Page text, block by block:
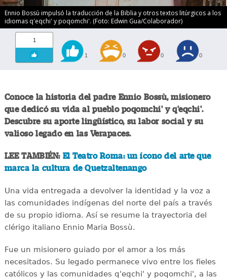
Ennio Bossù impulsó la traducción de la Biblia y otros textos litúrgicos a los
idiomas q'eqchi' y poqomchi'. (Foto: Edwin Gua/Colaborador)
1
1 0 0 0
Conoce la historia del padre Ennio Bossù, misionero
que dedicó su vida al pueblo poqomchi' y q'eqchi'.
Descubre su aporte lingüístico, su labor social y su
valioso legado en las Verapaces.
LEE TAMBIÉN: El Teatro Roma: un ícono del arte que
marca la cultura de Quetzaltenango
Una vida entregada a devolver la identidad y la voz a
las comunidades indígenas del norte del país a través
de su propio idioma. Así se resume la trayectoria del
clérigo italiano Ennio Maria Bossù.
Fue un misionero guiado por el amor a los más
necesitados. Su legado permanece vivo entre los fieles
católicos y las comunidades q'eqchi' y poqomchi', a las